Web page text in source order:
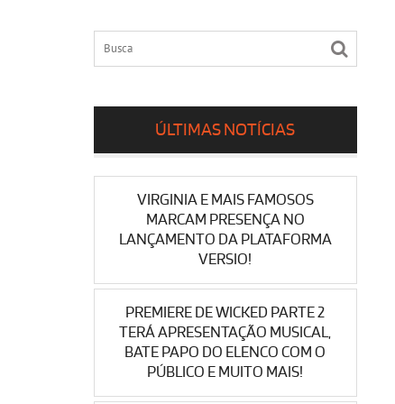
ÚLTIMAS NOTÍCIAS
VIRGINIA E MAIS FAMOSOS
MARCAM PRESENÇA NO
LANÇAMENTO DA PLATAFORMA
VERSIO!
PREMIERE DE WICKED PARTE 2
TERÁ APRESENTAÇÃO MUSICAL,
BATE PAPO DO ELENCO COM O
PÚBLICO E MUITO MAIS!